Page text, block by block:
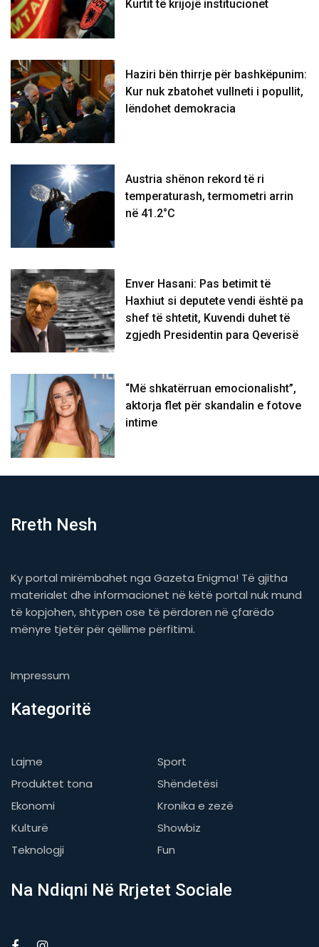
Kurtit të krijojë institucionet
Haziri bën thirrje për bashkëpunim:
Kur nuk zbatohet vullneti i popullit,
lëndohet demokracia
Austria shënon rekord të ri
temperaturash, termometri arrin
në 41.2°C
Enver Hasani: Pas betimit të
Haxhiut si deputete vendi është pa
shef të shtetit, Kuvendi duhet të
zgjedh Presidentin para Qeverisë
“Më shkatërruan emocionalisht”,
aktorja flet për skandalin e fotove
intime
Rreth Nesh
Ky portal mirëmbahet nga Gazeta Enigma! Të gjitha
materialet dhe informacionet në këtë portal nuk mund
të kopjohen, shtypen ose të përdoren në çfarëdo
mënyre tjetër për qëllime përfitimi.
Impressum
Kategoritë
Lajme
Sport
Produktet tona
Shëndetësi
Ekonomi
Kronika e zezë
Kulturë
Showbiz
Teknologji
Fun
Na Ndiqni Në Rrjetet Sociale